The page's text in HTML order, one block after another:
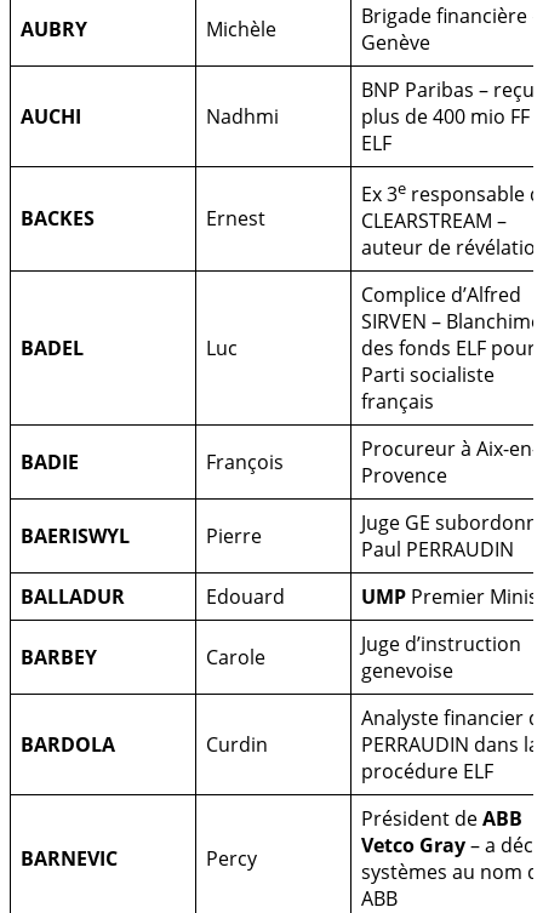
AUBRY Michèle
Brigade financière
Genève
AUCHI Nadhmi
BNP Paribas – reçu
plus de 400 mio FF
ELF
BACKES Ernest
Ex 3e responsable
CLEARSTREAM –
auteur de
BADEL Luc
Complice d’Alfred
SIRVEN –
des fonds ELF pour
Parti socialiste
français
BADIE François
Procureur à Aix-en-
Provence
BAERISWYL Pierre
Juge GE
Paul PERRAUDIN
BALLADUR
Edouard UMP Premier
BARBEY Carole
Juge d’instruction
genevoise
BARDOLA Curdin
Analyste financier
PERRAUDIN dans la
procédure ELF
BARNEVIC Percy
Président deABB
Vetco Gray– a
systèmes au nom
ABB